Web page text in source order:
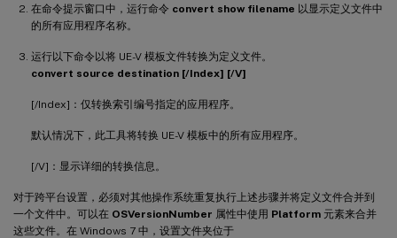
在命令提示窗口中，运行命令 convert show filename 以显示定义文件中
的所有应用程序名称。
运行以下命令以将 UE-V 模板文件转换为定义文件。
convert source destination [/Index] [/V]
[/Index]：仅转换索引编号指定的应用程序。
默认情况下，此工具将转换 UE-V 模板中的所有应用程序。
[/V]：显示详细的转换信息。
对于跨平台设置，必须对其他操作系统重复执行上述步骤并将定义文件合并到
一个文件中。可以在 OSVersionNumber 属性中使用 Platform 元素来合并
这些文件。在 Windows 7 中，设置文件夹位于